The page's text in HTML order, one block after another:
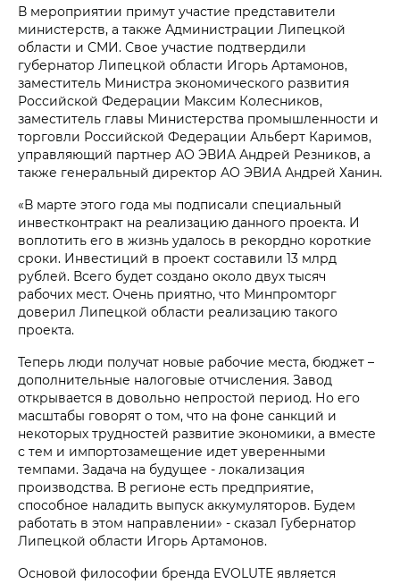
В мероприятии примут участие представители
министерств, а также Администрации Липецкой
области и СМИ. Свое участие подтвердили
губернатор Липецкой области Игорь Артамонов,
заместитель Министра экономического развития
Российской Федерации Максим Колесников,
заместитель главы Министерства промышленности и
торговли Российской Федерации Альберт Каримов,
управляющий партнер АО ЭВИА Андрей Резников, а
также генеральный директор АО ЭВИА Андрей Ханин.
«В марте этого года мы подписали специальный
инвестконтракт на реализацию данного проекта. И
воплотить его в жизнь удалось в рекордно короткие
сроки. Инвестиций в проект составили 13 млрд
рублей. Всего будет создано около двух тысяч
рабочих мест. Очень приятно, что Минпромторг
доверил Липецкой области реализацию такого
проекта.
Теперь люди получат новые рабочие места, бюджет –
дополнительные налоговые отчисления. Завод
открывается в довольно непростой период. Но его
масштабы говорят о том, что на фоне санкций и
некоторых трудностей развитие экономики, а вместе
с тем и импортозамещение идет уверенными
темпами. Задача на будущее - локализация
производства. В регионе есть предприятие,
способное наладить выпуск аккумуляторов. Будем
работать в этом направлении» - сказал Губернатор
Липецкой области Игорь Артамонов.
Основой философии бренда EVOLUTE является